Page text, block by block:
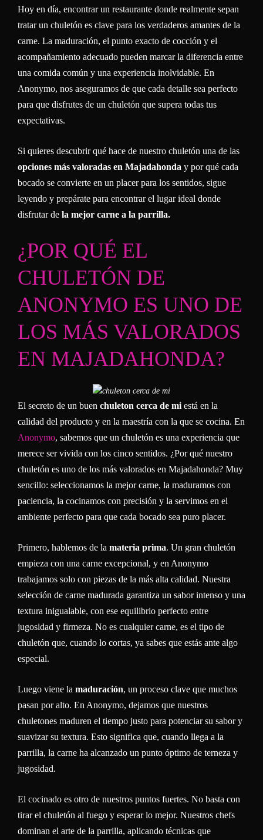
Hoy en día, encontrar un restaurante donde realmente sepan
tratar un chuletón es clave para los verdaderos amantes de la
carne. La maduración, el punto exacto de cocción y el
acompañamiento adecuado pueden marcar la diferencia entre
una comida común y una experiencia inolvidable. En
Anonymo, nos aseguramos de que cada detalle sea perfecto
para que disfrutes de un chuletón que supera todas tus
expectativas.
Si quieres descubrir qué hace de nuestro chuletón una de las
opciones más valoradas en Majadahonda y por qué cada
bocado se convierte en un placer para los sentidos, sigue
leyendo y prepárate para encontrar el lugar ideal donde
disfrutar de la mejor carne a la parrilla.
¿POR QUÉ EL
CHULETÓN DE
ANONYMO ES UNO DE
LOS MÁS VALORADOS
EN MAJADAHONDA?
El secreto de un buen chuleton cerca de mi está en la
calidad del producto y en la maestría con la que se cocina. En
Anonymo, sabemos que un chuletón es una experiencia que
merece ser vivida con los cinco sentidos. ¿Por qué nuestro
chuletón es uno de los más valorados en Majadahonda? Muy
sencillo: seleccionamos la mejor carne, la maduramos con
paciencia, la cocinamos con precisión y la servimos en el
ambiente perfecto para que cada bocado sea puro placer.
Primero, hablemos de la materia prima. Un gran chuletón
empieza con una carne excepcional, y en Anonymo
trabajamos solo con piezas de la más alta calidad. Nuestra
selección de carne madurada garantiza un sabor intenso y una
textura inigualable, con ese equilibrio perfecto entre
jugosidad y firmeza. No es cualquier carne, es el tipo de
chuletón que, cuando lo cortas, ya sabes que estás ante algo
especial.
Luego viene la maduración, un proceso clave que muchos
pasan por alto. En Anonymo, dejamos que nuestros
chuletones maduren el tiempo justo para potenciar su sabor y
suavizar su textura. Esto significa que, cuando llega a la
parrilla, la carne ha alcanzado un punto óptimo de terneza y
jugosidad.
El cocinado es otro de nuestros puntos fuertes. No basta con
tirar el chuletón al fuego y esperar lo mejor. Nuestros chefs
dominan el arte de la parrilla, aplicando técnicas que